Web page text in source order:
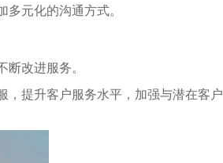
元化的沟通方式。
改进服务。
，提升客户服务水平，加强与潜在客户